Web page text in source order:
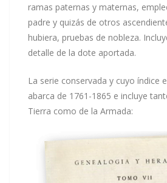
ramas paternas y maternas,
padre y quizás de otros
hubiera, pruebas de nobleza.
detalle de la dote aportada.
La serie conservada y cuyo índice
abarca de 1761-1865 e incluye
Tierra como de la Armada: